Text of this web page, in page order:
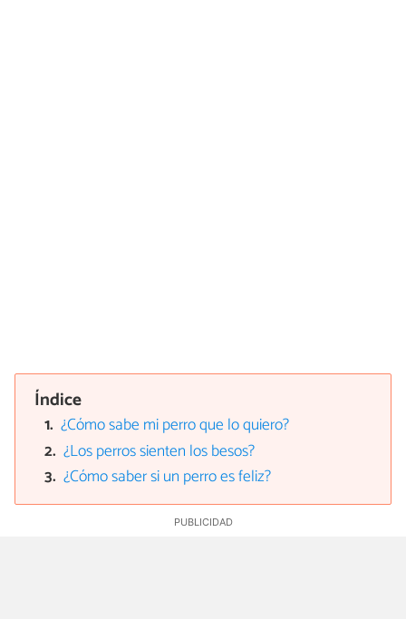
Índice
¿Cómo sabe mi perro que lo quiero?
¿Los perros sienten los besos?
¿Cómo saber si un perro es feliz?